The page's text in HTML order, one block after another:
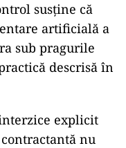
susține că
artificială a
sub pragurile
descrisă în
explicit
nu